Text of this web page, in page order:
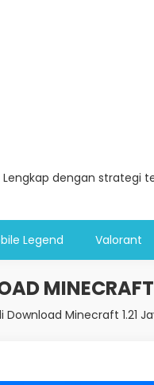
dengan strategi
Legend Valorant
Minecraft 1.21